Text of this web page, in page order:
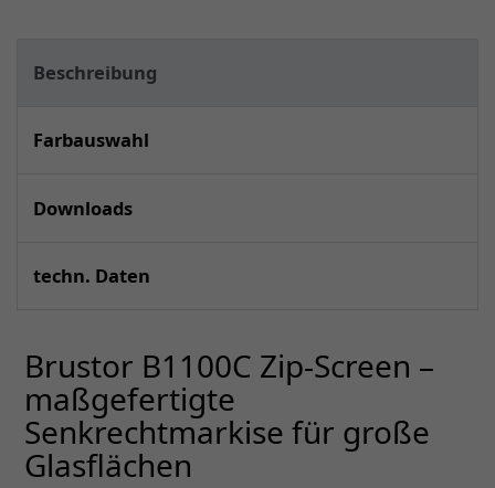
Beschreibung
Farbauswahl
Downloads
techn. Daten
Brustor B1100C Zip-Screen –
maßgefertigte
Senkrechtmarkise für große
Glasflächen